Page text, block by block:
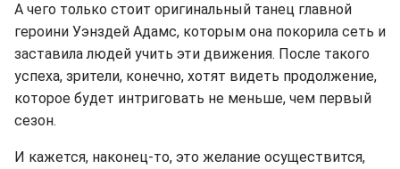
А чего только стоит оригинальный танец главной
героини Уэнздей Адамс, которым она покорила сеть и
заставила людей учить эти движения. После такого
успеха, зрители, конечно, хотят видеть продолжение,
которое будет интриговать не меньше, чем первый
сезон.
И кажется, наконец-то, это желание осуществится,